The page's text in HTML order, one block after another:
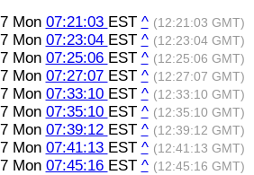
Mon 07:21:03 EST ^ (12:21:03 GMT)
Mon 07:23:04 EST ^ (12:23:04 GMT)
Mon 07:25:06 EST ^ (12:25:06 GMT)
Mon 07:27:07 EST ^ (12:27:07 GMT)
Mon 07:33:10 EST ^ (12:33:10 GMT)
Mon 07:35:10 EST ^ (12:35:10 GMT)
Mon 07:39:12 EST ^ (12:39:12 GMT)
Mon 07:41:13 EST ^ (12:41:13 GMT)
Mon 07:45:16 EST ^ (12:45:16 GMT)